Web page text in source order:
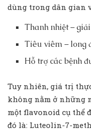
dùng trong dân gian
Thanh nhiệt –
Tiêu viêm – long
Hỗ trợ các bệnh
Tuy nhiên, giá trị
không nằm ở những
một flavonoid cụ thể
đó là: Luteolin-7-